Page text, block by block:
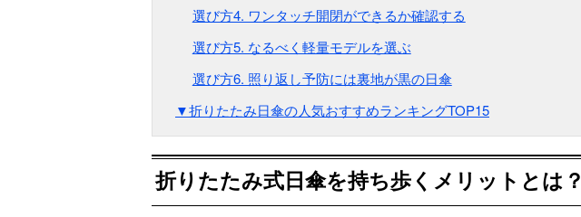
選び方4. ワンタッチ開閉ができるか確認する
選び方5. なるべく軽量モデルを選ぶ
選び方6. 照り返し予防には裏地が黒の日傘
▼折りたたみ日傘の人気おすすめランキングTOP15
折りたたみ式日傘を持ち歩くメリットとは？